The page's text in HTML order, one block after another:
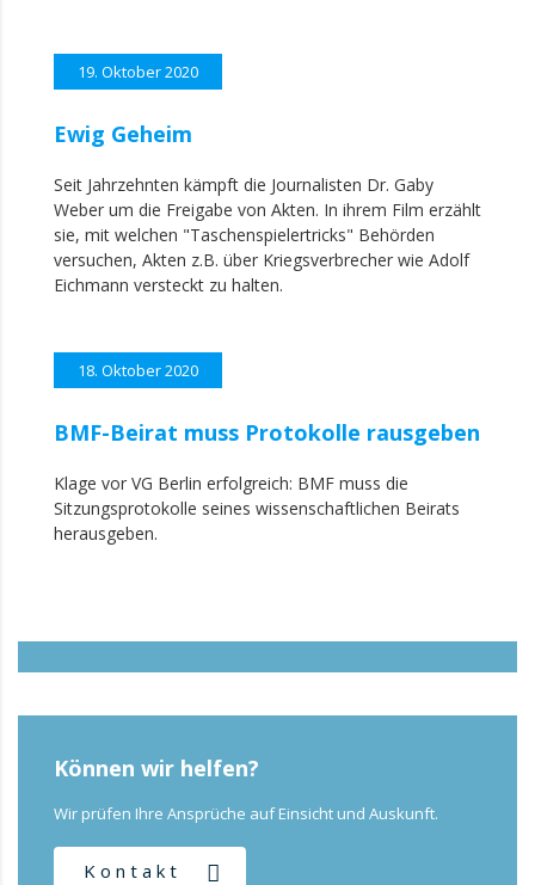
19. Oktober 2020
Ewig Geheim
Seit Jahrzehnten kämpft die Journalisten Dr. Gaby
Weber um die Freigabe von Akten. In ihrem Film erzählt
sie, mit welchen "Taschenspielertricks" Behörden
versuchen, Akten z.B. über Kriegsverbrecher wie Adolf
Eichmann versteckt zu halten.
18. Oktober 2020
BMF-Beirat muss Protokolle rausgeben
Klage vor VG Berlin erfolgreich: BMF muss die
Sitzungsprotokolle seines wissenschaftlichen Beirats
herausgeben.
Können wir helfen?
Wir prüfen Ihre Ansprüche auf Einsicht und Auskunft.
Kontakt